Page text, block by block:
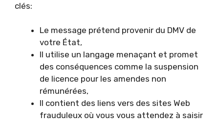
clés:
Le message prétend provenir du DMV de
votre État,
Il utilise un langage menaçant et promet
des conséquences comme la suspension
de licence pour les amendes non
rémunérées,
Il contient des liens vers des sites Web
frauduleux où vous vous attendez à saisir